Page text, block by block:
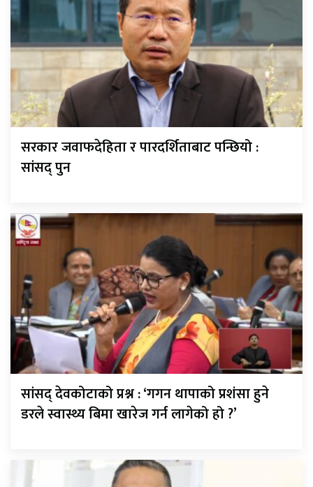
सरकार जवाफदेहिता र पारदर्शिताबाट पन्छियो :
सांसद् पुन
सांसद् देवकोटाको प्रश्न : ‘गगन थापाको प्रशंसा हुने
डरले स्वास्थ्य बिमा खारेज गर्न लागेको हो ?’